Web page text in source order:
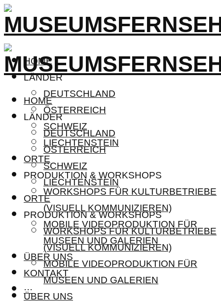
HOME
LÄNDER
DEUTSCHLAND
ÖSTERREICH
SCHWEIZ
LIECHTENSTEIN
ORTE
PRODUKTION & WORKSHOPS
WORKSHOPS FÜR KULTURBETRIEBE
(VISUELL KOMMUNIZIEREN)
MOBILE VIDEOPRODUKTION FÜR
MUSEEN UND GALERIEN
ÜBER UNS
KONTAKT
···
HOME
LÄNDER
DEUTSCHLAND
ÖSTERREICH
SCHWEIZ
LIECHTENSTEIN
ORTE
PRODUKTION & WORKSHOPS
WORKSHOPS FÜR KULTURBETRIEBE
(VISUELL KOMMUNIZIEREN)
MOBILE VIDEOPRODUKTION FÜR
MUSEEN UND GALERIEN
ÜBER UNS